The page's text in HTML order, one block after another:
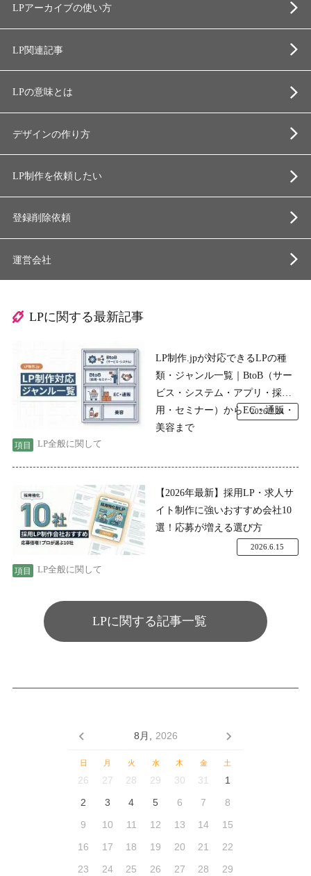
LPアーカイブの使い方
LP関連記事
LPの意味とは
デザインの作り方
LP制作を依頼したい
登録削除依頼
運営会社
LPに関する最新記事
LP制作.jpが対応できるLPの種
類・ジャンル一覧｜BtoB（サー
ビス・システム・アプリ・採
用・セミナー）からEC・通販・
美容まで
LP全般に関して
2026.7.24
【2026年最新】採用LP・求人サ
イト制作に強いおすすめ会社10
選！応募が増える選び方
LP全般に関して
2026.6.15
LPに関する記事一覧
8月, 2026
日 月 火 水 木 金 土
26 27 28 29 30 31
1
2
3 4 5 6 7
8
9
10 11 12 13 14
15
16
17 18 19 20 21
22
23
24 25 26 27 28 29